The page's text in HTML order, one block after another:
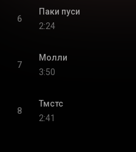
6
Паки пуси
2:24
7
Молли
3:50
8
Тмстс
2:41